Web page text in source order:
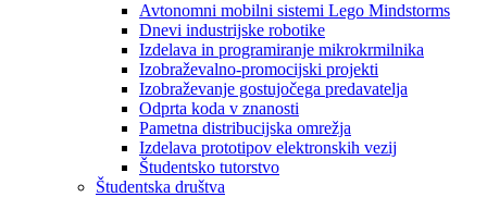
Avtonomni mobilni sistemi Lego Mindstorms
Dnevi industrijske robotike
Izdelava in programiranje mikrokrmilnika
Izobraževalno-promocijski projekti
Izobraževanje gostujočega predavatelja
Odprta koda v znanosti
Pametna distribucijska omrežja
Izdelava prototipov elektronskih vezij
Študentsko tutorstvo
Študentska društva